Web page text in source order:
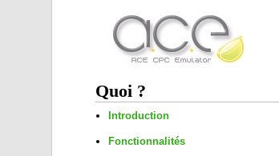
Quoi ?
Introduction
Fonctionnalités